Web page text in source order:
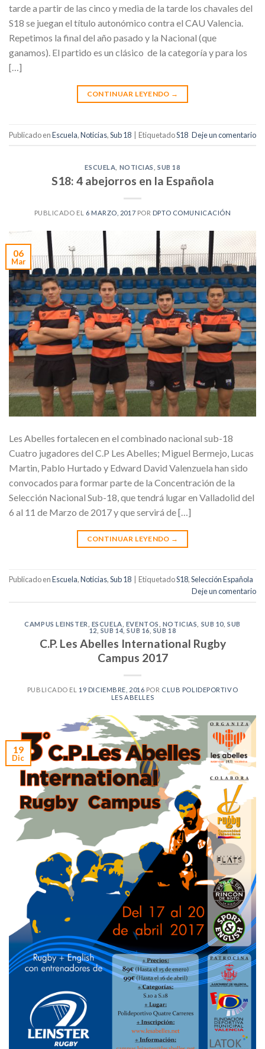
tarde a partir de las cinco y media de la tarde los chavales del
S18 se juegan el título autonómico contra el CAU Valencia.
Repetimos la final del año pasado y la Nacional (que
ganamos). El partido es un clásico de la categoría y para los
[…]
CONTINUAR LEYENDO →
Publicado enEscuela,Noticias,Sub 18 | EtiquetadoS18 Deje un comentario
ESCUELA NOTICIAS ,SUB 18
S18: 4 abejorros en la Española
PUBLICADO EL 6 MARZO, 2017 POR DPTO COMUNICACIÓN
06
Mar
Les Abelles fortalecen en el combinado nacional sub-18
Cuatro jugadores del C.P Les Abelles; Miguel Bermejo, Lucas
Martin, Pablo Hurtado y Edward David Valenzuela han sido
convocados para formar parte de la Concentración de la
Selección Nacional Sub-18, que tendrá lugar en Valladolid del
6 al 11 de Marzo de 2017 y que servirá de […]
CONTINUAR LEYENDO →
Publicado enEscuela,Noticias,Sub 18 EtiquetadoS18,Selección Española
Deje un comentario
CAMPUS LEINSTER ESCUELA EVENTOS NOTICIAS SUB 10,SUB
12 SUB 14 ,SUB 16 SUB 18
C.P. Les Abelles International Rugby
Campus 2017
PUBLICADO EL 19 DICIEMBRE, 2016 POR CLUB POLIDEPORTIVO
LES ABELLES
19
Dic